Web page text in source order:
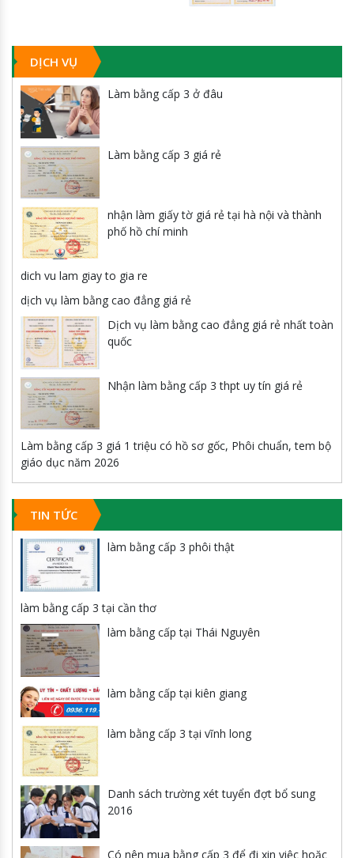
quốc
DỊCH VỤ
Làm bằng cấp 3 ở đâu
Làm bằng cấp 3 giá rẻ
nhận làm giấy tờ giá rẻ tại hà nội và thành
phố hồ chí minh
dich vu lam giay to gia re
dịch vụ làm bằng cao đẳng giá rẻ
Dịch vụ làm bằng cao đẳng giá rẻ nhất toàn
quốc
Nhận làm bằng cấp 3 thpt uy tín giá rẻ
Làm bằng cấp 3 giá 1 triệu có hồ sơ gốc, Phôi chuẩn, tem bộ
giáo dục năm 2026
TIN TỨC
làm bằng cấp 3 phôi thật
làm bằng cấp 3 tại cần thơ
làm bằng cấp tại Thái Nguyên
làm bằng cấp tại kiên giang
làm bằng cấp 3 tại vĩnh long
Danh sách trường xét tuyển đợt bổ sung
2016
Có nên mua bằng cấp 3 để đi xin việc hoặc